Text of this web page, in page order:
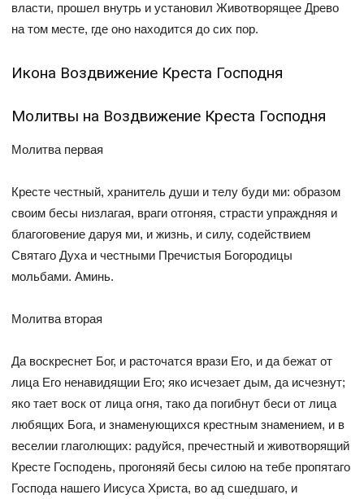
власти, прошел внутрь и установил Животворящее Древо
на том месте, где оно находится до сих пор.
Икона Воздвижение Креста Господня
Молитвы на Воздвижение Креста Господня
Молитва первая
Кресте честный, хранитель души и телу буди ми: образом
своим бесы низлагая, враги отгоняя, страсти упраждняя и
благоговение даруя ми, и жизнь, и силу, содействием
Святаго Духа и честными Пречистыя Богородицы
мольбами. Аминь.
Молитва вторая
Да воскреснет Бог, и расточатся врази Его, и да бежат от
лица Его ненавидящии Его; яко исчезает дым, да исчезнут;
яко тает воск от лица огня, тако да погибнут беси от лица
любящих Бога, и знаменующихся крестным знамением, и в
веселии глаголющих: радуйся, пречестный и животворящий
Кресте Господень, прогоняяй бесы силою на тебе пропятаго
Господа нашего Иисуса Христа, во ад сшедшаго, и